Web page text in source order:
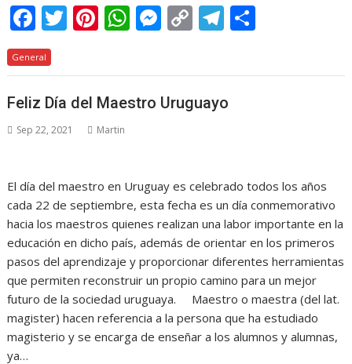
F
ac
e
b
o
o
T
itt
er
Pi
er
e
st
W
at
s
A
M
ss
e
n
C
p
y
Li
T
e
gr
a
m
General
Feliz Día del Maestro Uruguayo
Sep 22, 2021 Martin
El día del maestro en Uruguay es celebrado todos los años
cada 22 de septiembre, esta fecha es un día conmemorativo
hacia los maestros quienes realizan una labor importante en la
educación en dicho país, además de orientar en los primeros
pasos del aprendizaje y proporcionar diferentes herramientas
que permiten reconstruir un propio camino para un mejor
futuro de la sociedad uruguaya. Maestro o maestra (del lat.
magister) hacen referencia a la persona que ha estudiado
magisterio y se encarga de enseñar a los alumnos y alumnas,
ya…